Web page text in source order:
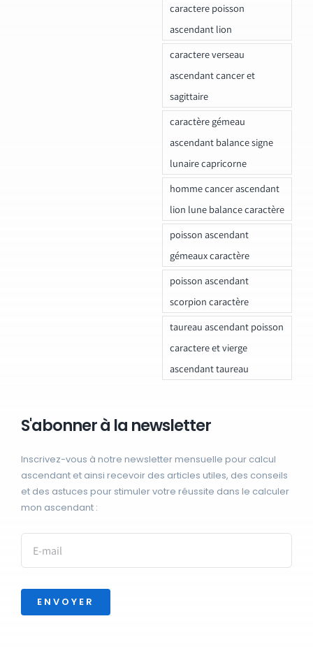
caractere poisson
ascendant lion
caractere verseau
ascendant cancer et
sagittaire
caractère gémeau
ascendant balance signe
lunaire capricorne
homme cancer ascendant
lion lune balance caractère
poisson ascendant
gémeaux caractère
poisson ascendant
scorpion caractère
taureau ascendant poisson
caractere et vierge
ascendant taureau
S'abonner à la newsletter
Inscrivez-vous à notre newsletter mensuelle pour calcul
ascendant et ainsi recevoir des articles utiles, des conseils
et des astuces pour stimuler votre réussite dans le calculer
mon ascendant :
ENVOYER